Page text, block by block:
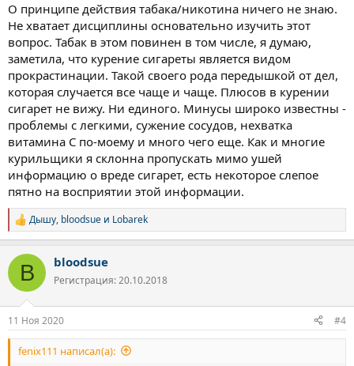
О принципе действия табака/никотина ничего не знаю.
Не хватает дисциплины основательно изучить этот
вопрос. Табак в этом повинен в том числе, я думаю,
заметила, что курение сигареты является видом
прокрастинации. Такой своего рода передышкой от дел,
которая случается все чаще и чаще. Плюсов в курении
сигарет не вижу. Ни единого. Минусы широко известны -
проблемы с легкими, сужение сосудов, нехватка
витамина С по-моему и много чего еще. Как и многие
курильщики я склонна пропускать мимо ушей
информацию о вреде сигарет, есть некоторое слепое
пятно на восприятии этой информации.
Р
е
к
и
Дышу, bloodsue и Lobarek
B bloodsue
Регистрация: 20.10.2018
11 Ноя 2020 #4
fenix111 написал(а):